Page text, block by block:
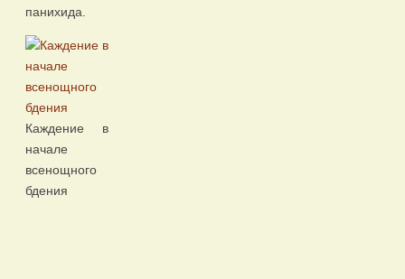
панихида.
Каждение в
начале
всенощного
бдения